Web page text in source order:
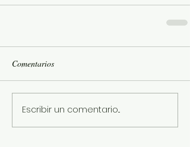
Comentarios
Escribir un comentario...